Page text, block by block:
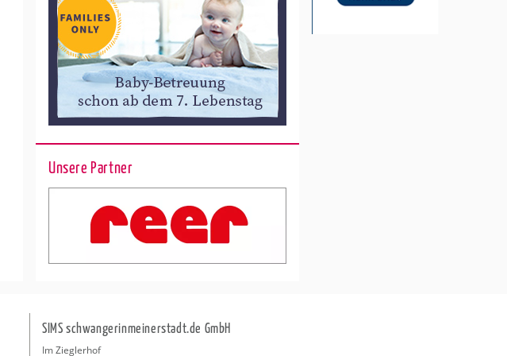
Unsere Partner
SIMS schwangerinmeinerstadt.de GmbH
Im Zieglerhof